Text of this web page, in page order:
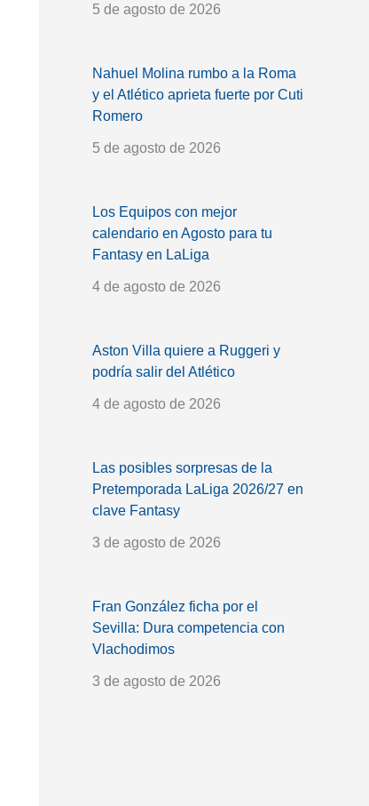
5 de agosto de 2026
Nahuel Molina rumbo a la Roma
y el Atlético aprieta fuerte por Cuti
Romero
5 de agosto de 2026
Los Equipos con mejor
calendario en Agosto para tu
Fantasy en LaLiga
4 de agosto de 2026
Aston Villa quiere a Ruggeri y
podría salir del Atlético
4 de agosto de 2026
Las posibles sorpresas de la
Pretemporada LaLiga 2026/27 en
clave Fantasy
3 de agosto de 2026
Fran González ficha por el
Sevilla: Dura competencia con
Vlachodimos
3 de agosto de 2026